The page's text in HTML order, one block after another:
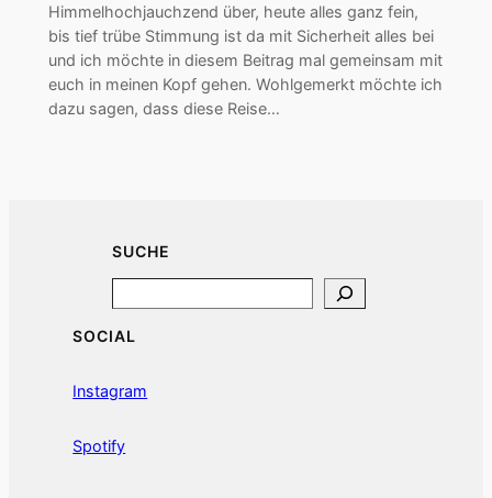
Himmelhochjauchzend über, heute alles ganz fein,
bis tief trübe Stimmung ist da mit Sicherheit alles bei
und ich möchte in diesem Beitrag mal gemeinsam mit
euch in meinen Kopf gehen. Wohlgemerkt möchte ich
dazu sagen, dass diese Reise…
SUCHE
SOCIAL
Instagram
Spotify